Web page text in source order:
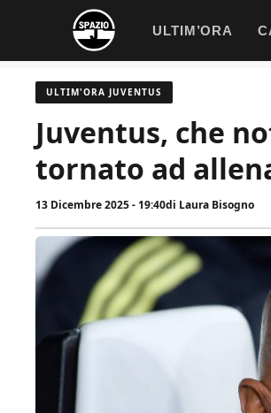
contenuto
ULTIM’ORA
ULTIM'ORA JUVENTUS
Juventus, che
tornato ad
13 Dicembre 2025 - 19:40di Laura Bisogno